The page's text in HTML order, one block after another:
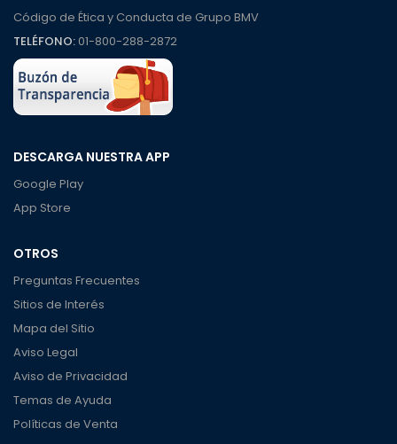
Código de Ética y Conducta de Grupo BMV
TELÉFONO:01-800-288-2872
DESCARGA NUESTRA APP
Google Play
App Store
OTROS
Preguntas Frecuentes
Sitios de Interés
Mapa del Sitio
Aviso Legal
Aviso de Privacidad
Temas de Ayuda
Políticas de Venta